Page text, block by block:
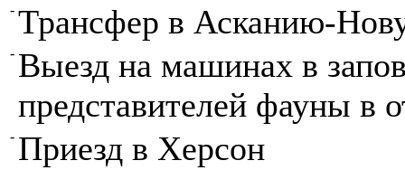
- Трансфер в Асканию-
- Выезд на машинах в
представителей фауны в
- Приезд в Херсон